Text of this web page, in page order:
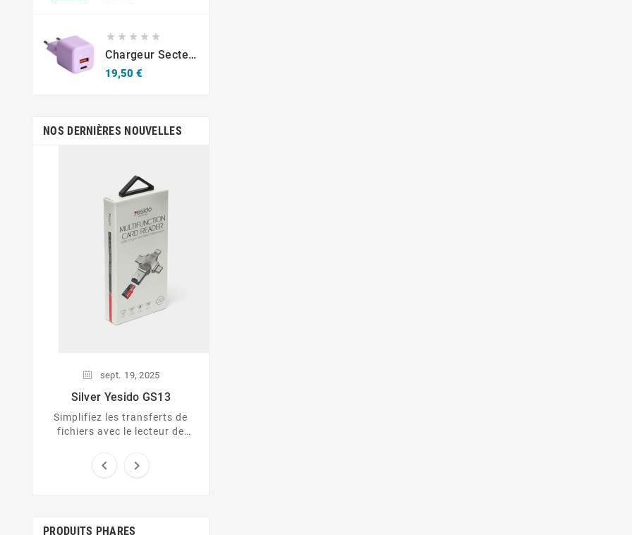
    
Chargeur Secteur Rapide USB-A 18W QC / USB-C 30W PD Compact GaN
19,50 €
NOS DERNIÈRES NOUVELLES
sept. 19, 2025
Silver Yesido GS13
Simplifiez les transferts de
fichiers avec le lecteur de
GS13 !
 
PRODUITS PHARES